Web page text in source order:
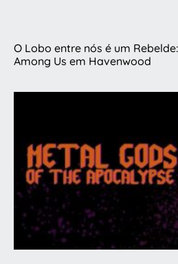
O Lobo entre nós é um
Among Us em Havenwood